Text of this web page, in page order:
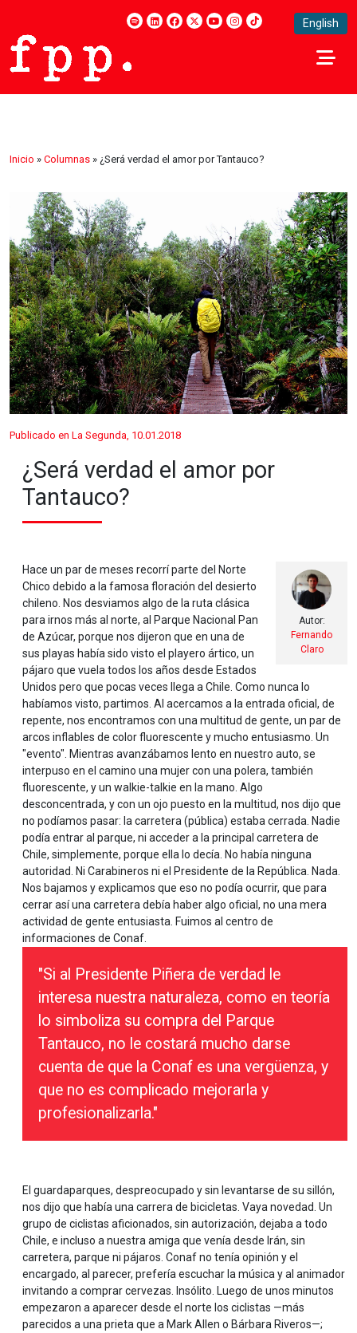
English
Inicio » Columnas » ¿Será verdad el amor por Tantauco?
Publicado en La Segunda, 10.01.2018
¿Será verdad el amor por
Tantauco?
Autor:
Fernando
Claro
Hace un par de meses recorrí parte del Norte
Chico debido a la famosa floración del desierto
chileno. Nos desviamos algo de la ruta clásica
para irnos más al norte, al Parque Nacional Pan
de Azúcar, porque nos dijeron que en una de
sus playas había sido visto el playero ártico, un
pájaro que vuela todos los años desde Estados
Unidos pero que pocas veces llega a Chile. Como nunca lo
habíamos visto, partimos. Al acercamos a la entrada oficial, de
repente, nos encontramos con una multitud de gente, un par de
arcos inflables de color fluorescente y mucho entusiasmo. Un
"evento". Mientras avanzábamos lento en nuestro auto, se
interpuso en el camino una mujer con una polera, también
fluorescente, y un walkie-talkie en la mano. Algo
desconcentrada, y con un ojo puesto en la multitud, nos dijo que
no podíamos pasar: la carretera (pública) estaba cerrada. Nadie
podía entrar al parque, ni acceder a la principal carretera de
Chile, simplemente, porque ella lo decía. No había ninguna
autoridad. Ni Carabineros ni el Presidente de la República. Nada.
Nos bajamos y explicamos que eso no podía ocurrir, que para
cerrar así una carretera debía haber algo oficial, no una mera
actividad de gente entusiasta. Fuimos al centro de
informaciones de Conaf.
"Si al Presidente Piñera de verdad le
interesa nuestra naturaleza, como en teoría
lo simboliza su compra del Parque
Tantauco, no le costará mucho darse
cuenta de que la Conaf es una vergüenza, y
que no es complicado mejorarla y
profesionalizarla."
El guardaparques, despreocupado y sin levantarse de su sillón,
nos dijo que había una carrera de bicicletas. Vaya novedad. Un
grupo de ciclistas aficionados, sin autorización, dejaba a todo
Chile, e incluso a nuestra amiga que venía desde Irán, sin
carretera, parque ni pájaros. Conaf no tenía opinión y el
encargado, al parecer, prefería escuchar la música y al animador
invitando a comprar cervezas. Insólito. Luego de unos minutos
empezaron a aparecer desde el norte los ciclistas —más
parecidos a una prieta que a Mark Allen o Bárbara Riveros—;